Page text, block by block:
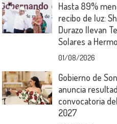
Hasta 89%
recibo de luz:
Durazo llevan
Solares a
01/08/2026
Gobierno de
anuncia
convocatoria
2027